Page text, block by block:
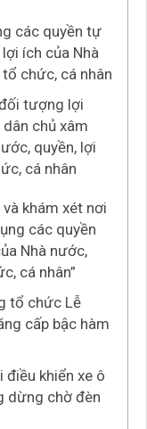
các quyền tự
ích của Nhà
chức, cá nhân
tượng lợi
chủ xâm
quyền, lợi
cá nhân
khám xét nơi
các quyền
Nhà nước,
cá nhân”
tổ chức Lễ
cấp bậc hàm
khiển xe ô
dừng chờ đèn